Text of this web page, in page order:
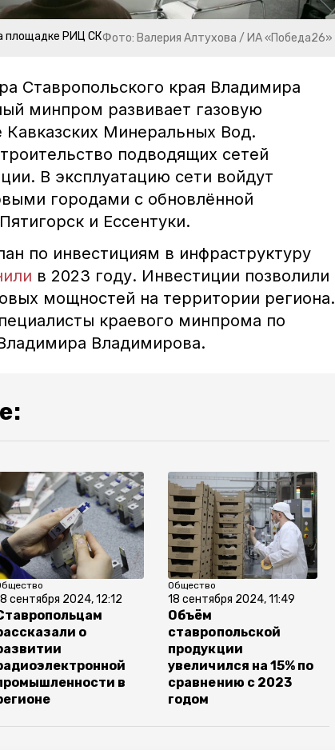
площадке РИЦ СКФото: Валерия Алтухова / ИА «Победа26»
Ставропольского края Владимира
минпром развивает газовую
Кавказских Минеральных Вод.
подводящих сетей
В эксплуатацию сети войдут
городами с обновлённой
и Ессентуки.
по инвестициям в инфраструктуру
в 2023 году. Инвестиции позволили
мощностей на территории региона.
краевого минпрома по
Владимирова.
сентября 2024, 12:12
о
в
Общество
18 сентября 2024, 11:49
Объём
ставропольской
продукции
увеличился на 15% по
сравнению с 2023
годом